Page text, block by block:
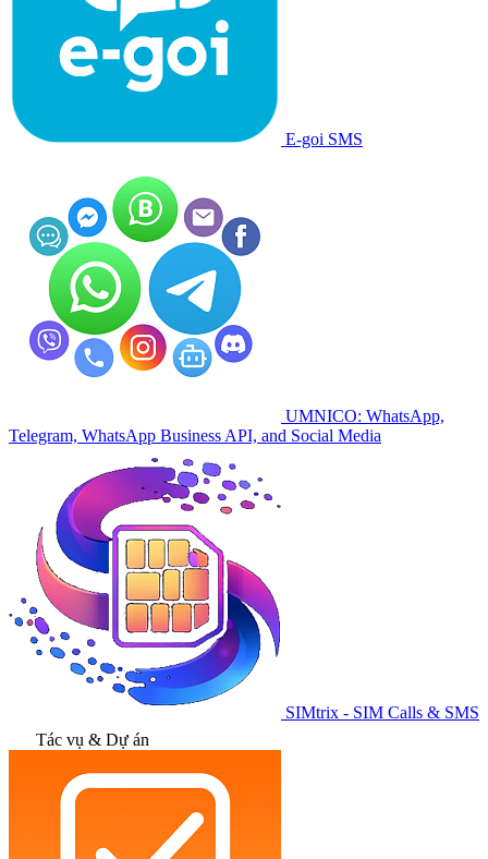
E-goi SMS
UMNICO: WhatsApp,
Telegram, WhatsApp Business API, and Social Media
SIMtrix - SIM Calls & SMS
Tác vụ & Dự án